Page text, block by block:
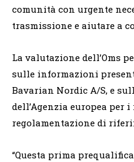
comunità con urgente
trasmissione e aiutare a
La valutazione dell’Oms
sulle informazioni
Bavarian Nordic A/S, e
dell’Agenzia europea per
regolamentazione di
“Questa prima